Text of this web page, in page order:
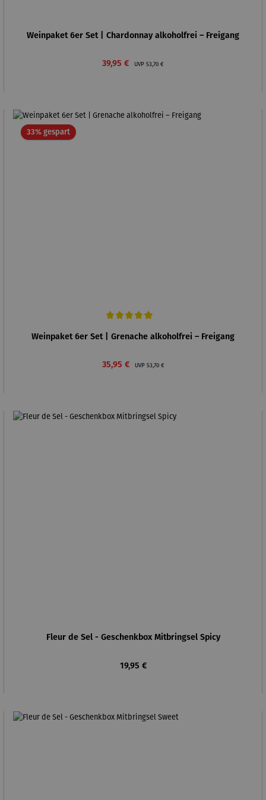
Weinpaket 6er Set | Chardonnay alkoholfrei – Freigang
Verkaufspreis:
39,95 € UVP Regulärer Preis:
53,70 €
33% gespartRabatt
Weinpaket 6er Set | Grenache alkoholfrei – Freigang
Verkaufspreis:
35,95 € UVP Regulärer Preis:
53,70 €
Fleur de Sel - Geschenkbox Mitbringsel Spicy
Regulärer Preis:
19,95 €